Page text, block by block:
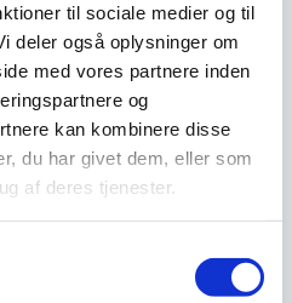
til sociale medier og til
deler også oplysninger om
med vores partnere inden
og
kan kombinere disse
du har givet dem, eller som
af deres tjenester.